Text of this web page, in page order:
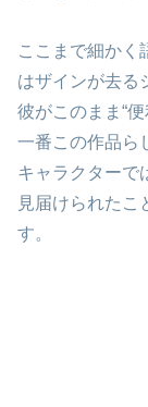
ここまで細かく
はザインが去る
彼がこのまま“
一番この作品ら
キャラクターで
見届けられたこ
す。